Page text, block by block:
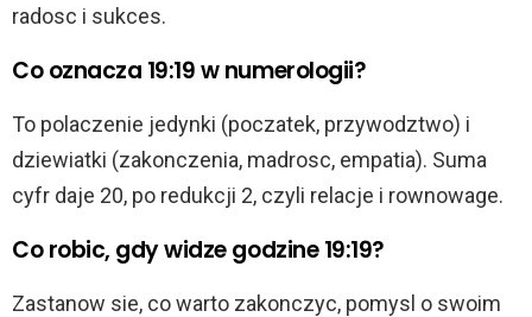
radosc i sukces.
Co oznacza 19:19 w numerologii?
To polaczenie jedynki (poczatek, przywodztwo) i
dziewiatki (zakonczenia, madrosc, empatia). Suma
cyfr daje 20, po redukcji 2, czyli relacje i rownowage.
Co robic, gdy widze godzine 19:19?
Zastanow sie, co warto zakonczyc, pomysl o swoim